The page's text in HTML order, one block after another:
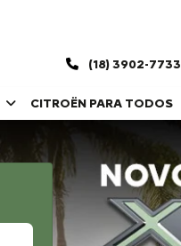
(18) 3902-7733
CITROËN PARA TODOS